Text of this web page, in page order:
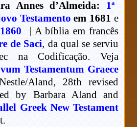
Annes d’Almeida: 1ª
Testamento em 1681 e
| A bíblia em francês
de Saci, da qual se serviu
na Codificação. Veja
Testamentum Graece
Aland, 28th revised
by Barbara Aland and
Greek New Testament